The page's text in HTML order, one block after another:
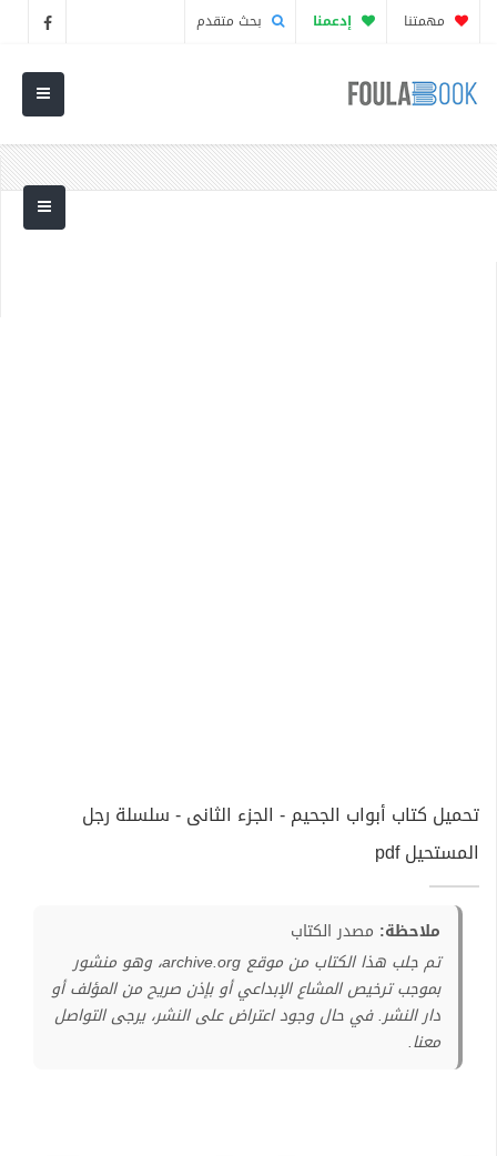
مهمتنا إدعمنا بحث متقدم
تحميل كتاب أبواب الجحيم - الجزء الثانى - سلسلة رجل
المستحيل pdf
ملاحظة: مصدر الكتاب
تم جلب هذا الكتاب من موقع archive.org، وهو منشور
بموجب ترخيص المشاع الإبداعي أو بإذن صريح من المؤلف أو
دار النشر. في حال وجود اعتراض على النشر، يرجى التواصل
معنا.